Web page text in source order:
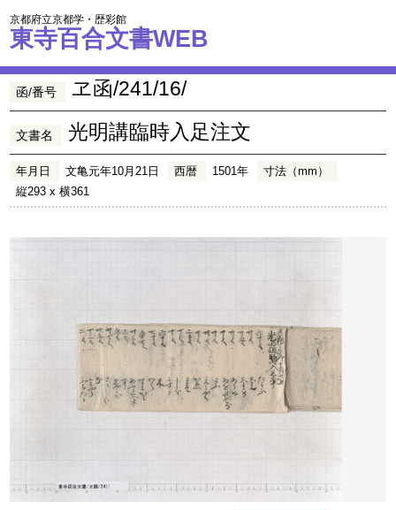
京都府立京都学・歴彩館
東寺百合文書WEB
函/番号 ヱ函/241/16/
文書名 光明講臨時入足注文
年月日 文亀元年10月21日 西暦 1501年
寸法（mm）
縦293 x 横361